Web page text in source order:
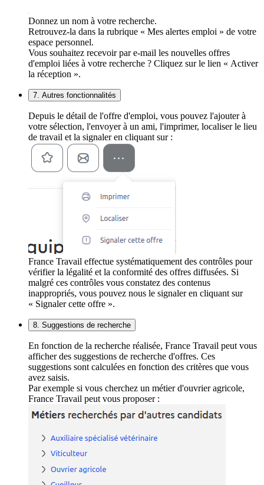
Donnez un nom à votre recherche.
Retrouvez-la dans la rubrique « Mes alertes emploi » de votre
espace personnel.
Vous souhaitez recevoir par e-mail les nouvelles offres
d'emploi liées à votre recherche ? Cliquez sur le lien « Activer
la réception ».
7. Autres fonctionnalités
Depuis le détail de l'offre d'emploi, vous pouvez l'ajouter à
votre sélection, l'envoyer à un ami, l'imprimer, localiser le lieu
de travail et la signaler en cliquant sur :
France Travail effectue systématiquement des contrôles pour
vérifier la légalité et la conformité des offres diffusées. Si
malgré ces contrôles vous constatez des contenus
inappropriés, vous pouvez nous le signaler en cliquant sur
« Signaler cette offre ».
8. Suggestions de recherche
En fonction de la recherche réalisée, France Travail peut vous
afficher des suggestions de recherche d'offres. Ces
suggestions sont calculées en fonction des critères que vous
avez saisis.
Par exemple si vous cherchez un métier d'ouvrier agricole,
France Travail peut vous proposer :